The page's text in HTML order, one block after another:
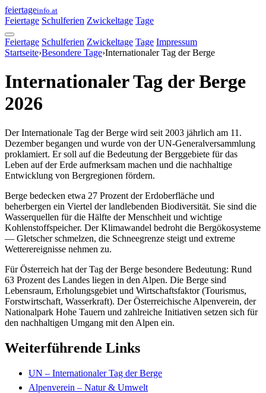
feiertageinfo.at
Feiertage Schulferien Zwickeltage Tage
Feiertage Schulferien Zwickeltage Tage Impressum
Startseite›Besondere Tage›Internationaler Tag der Berge
Internationaler Tag der Berge
2026
Der Internationale Tag der Berge wird seit 2003 jährlich am 11.
Dezember begangen und wurde von der UN-Generalversammlung
proklamiert. Er soll auf die Bedeutung der Berggebiete für das
Leben auf der Erde aufmerksam machen und die nachhaltige
Entwicklung von Bergregionen fördern.
Berge bedecken etwa 27 Prozent der Erdoberfläche und
beherbergen ein Viertel der landlebenden Biodiversität. Sie sind die
Wasserquellen für die Hälfte der Menschheit und wichtige
Kohlenstoffspeicher. Der Klimawandel bedroht die Bergökosysteme
— Gletscher schmelzen, die Schneegrenze steigt und extreme
Wetterereignisse nehmen zu.
Für Österreich hat der Tag der Berge besondere Bedeutung: Rund
63 Prozent des Landes liegen in den Alpen. Die Berge sind
Lebensraum, Erholungsgebiet und Wirtschaftsfaktor (Tourismus,
Forstwirtschaft, Wasserkraft). Der Österreichische Alpenverein, der
Nationalpark Hohe Tauern und zahlreiche Initiativen setzen sich für
den nachhaltigen Umgang mit den Alpen ein.
Weiterführende Links
UN – Internationaler Tag der Berge
Alpenverein – Natur & Umwelt